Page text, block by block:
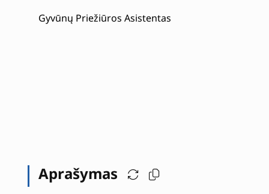
Gyvūnų Priežiūros Asistentas
Aprašymas